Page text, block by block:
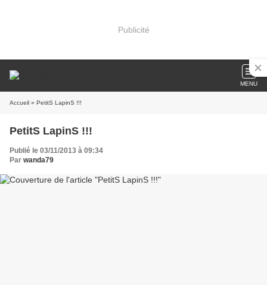
Publicité
MENU
Accueil » PetitS LapinS !!!
PetitS LapinS !!!
Publié le 03/11/2013 à 09:34
Par wanda79